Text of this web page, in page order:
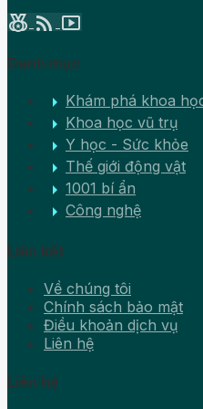
social_leaderboard rss_feed smart_display
Danh mục
arrow_right Khám phá khoa
arrow_right Khoa học vũ trụ
arrow_right Y học - Sức khỏe
arrow_right Thế giới động vật
arrow_right 1001 bí ẩn
arrow_right Công nghệ
Liên kết
Về chúng tôi
Chính sách bảo mật
Điều khoản dịch vụ
Liên hệ
Liên hệ